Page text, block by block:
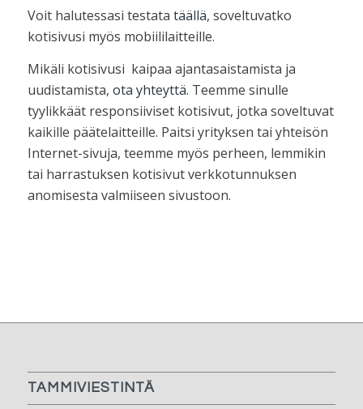
Voit halutessasi testata täällä, soveltuvatko
kotisivusi myös mobiililaitteille.
Mikäli kotisivusi kaipaa ajantasaistamista ja
uudistamista, ota yhteyttä. Teemme sinulle
tyylikkäät responsiiviset kotisivut, jotka soveltuvat
kaikille päätelaitteille. Paitsi yrityksen tai yhteisön
Internet-sivuja, teemme myös perheen, lemmikin
tai harrastuksen kotisivut verkkotunnuksen
anomisesta valmiiseen sivustoon.
TAMMIVIESTINTÄ